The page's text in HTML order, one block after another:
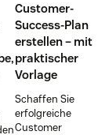
Customer-
Success-Plan
erstellen – mit
praktischer
Vorlage
Schaffen Sie
erfolgreiche
Customer